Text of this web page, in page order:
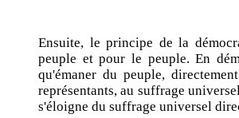
Ensuite, le principe de la
peuple et pour le peuple. En
qu'émaner du peuple,
représentants, au suffrage
s'éloigne du suffrage universel